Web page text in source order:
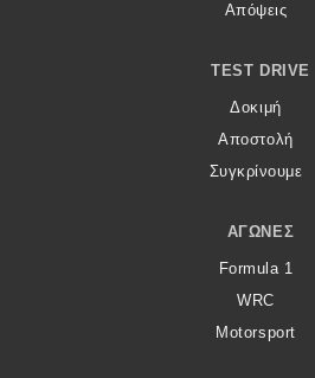
Απόψεις
TEST DRIVE
Δοκιμή
Αποστολή
Συγκρίνουμε
ΑΓΏΝΕΣ
Formula 1
WRC
Motorsport